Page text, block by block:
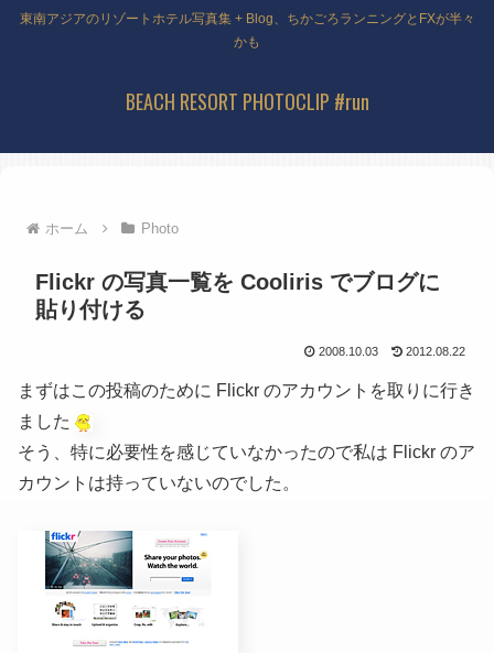
東南アジアのリゾートホテル写真集 + Blog、ちかごろランニングとFXが半々
かも
BEACH RESORT PHOTOCLIP #run
ホーム Photo
Flickr の写真一覧を Cooliris でブログに
貼り付ける
2008.10.03 2012.08.22
まずはこの投稿のために Flickr のアカウントを取りに行き
ました
そう、特に必要性を感じていなかったので私は Flickr のア
カウントは持っていないのでした。